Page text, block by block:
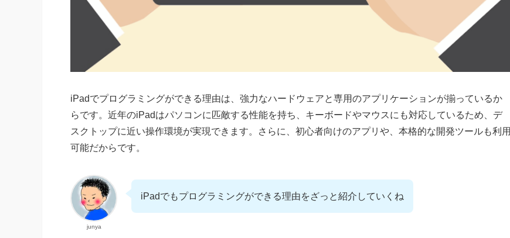
iPadでプログラミングができる理由は、強力なハードウェアと専用のアプリケーションが揃っているか
らです。近年のiPadはパソコンに匹敵する性能を持ち、キーボードやマウスにも対応しているため、デ
スクトップに近い操作環境が実現できます。さらに、初心者向けのアプリや、本格的な開発ツールも利用
可能だからです。
junya
iPadでもプログラミングができる理由をざっと紹介していくね